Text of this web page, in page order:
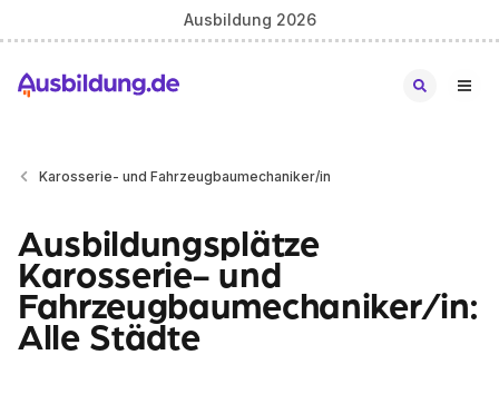
Ausbildung 2026
Karosserie- und Fahrzeugbaumechaniker/in
Ausbildungsplätze
Karosserie- und
Fahrzeugbaumechaniker/in:
Alle Städte